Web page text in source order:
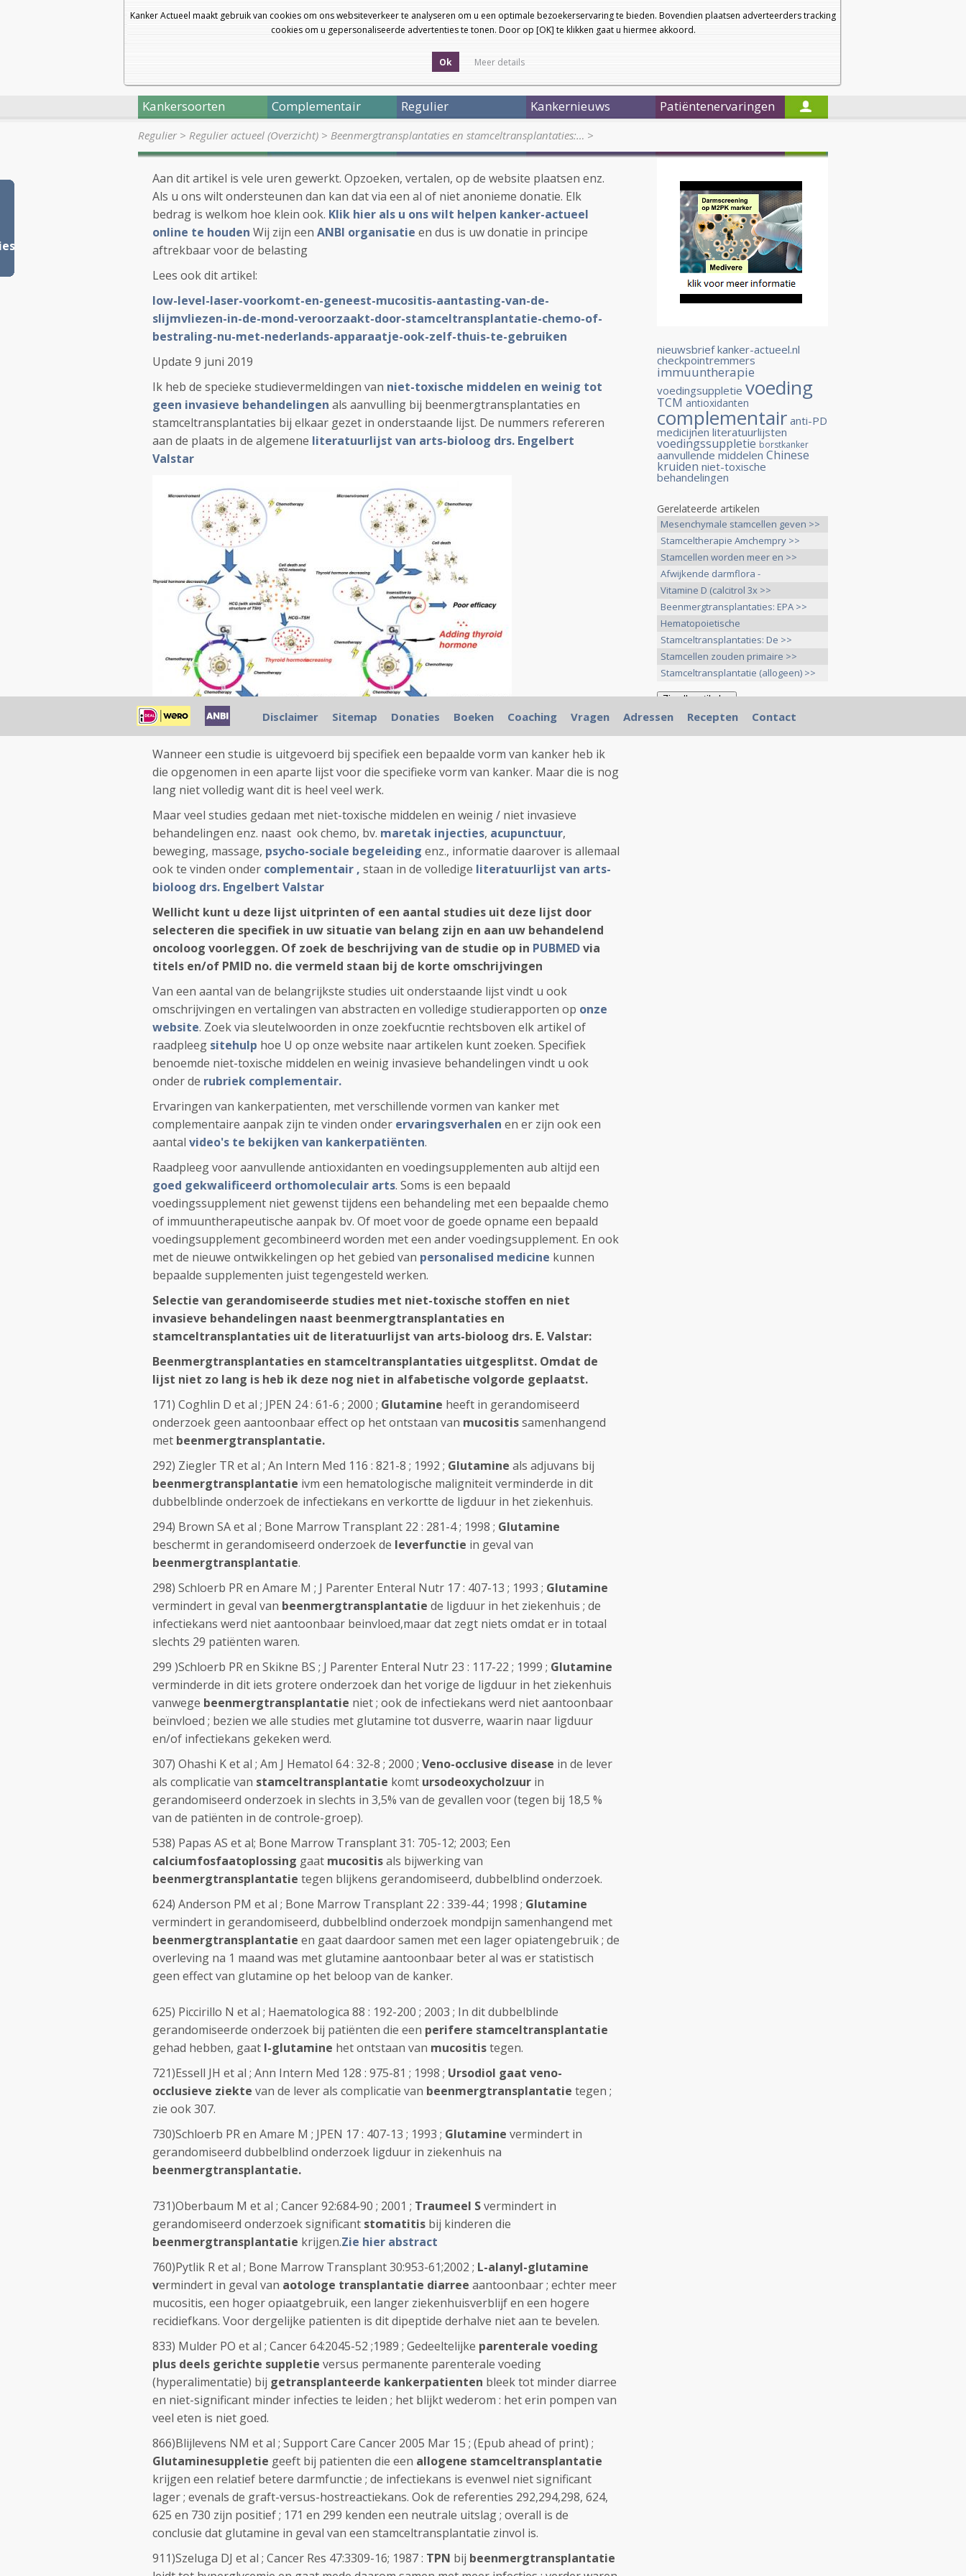
Kanker Actueel maakt gebruik van cookies om ons websiteverkeer te analyseren om u een optimale bezoekerservaring te bieden. Bovendien plaatsen adverteerders tracking
cookies om u gepersonaliseerde advertenties te tonen. Door op [OK] te klikken gaat u hiermee akkoord.
Ok Meer details
a
a
Nieuwsbrief
Startpagina
Kankersoorten Complementair Regulier Kankernieuws Patiëntenervaringen
Regulier> Regulier actueel (Overzicht) > Beenmergtransplantaties en stamceltransplantaties:… >
Aan dit artikel is vele uren gewerkt. Opzoeken, vertalen, op de website plaatsen enz.
Als u ons wilt ondersteunen dan kan dat via een al of niet anonieme donatie. Elk
bedrag is welkom hoe klein ook. Klik hier als u ons wilt helpen kanker-actueel
online te houden Wij zijn een ANBI organisatie en dus is uw donatie in principe
aftrekbaar voor de belasting
Lees ook dit artikel:
low-level-laser-voorkomt-en-geneest-mucositis-aantasting-van-de-
slijmvliezen-in-de-mond-veroorzaakt-door-stamceltransplantatie-chemo-of-
bestraling-nu-met-nederlands-apparaatje-ook-zelf-thuis-te-gebruiken
Update 9 juni 2019
Ik heb de specieke studievermeldingen van niet-toxische middelen en weinig tot
geen invasieve behandelingen als aanvulling bij beenmergtransplantaties en
stamceltransplantaties bij elkaar gezet in onderstaande lijst. De nummers refereren
aan de plaats in de algemene literatuurlijst van arts-bioloog drs. Engelbert
Valstar
Wanneer een studie is uitgevoerd bij specifiek een bepaalde vorm van kanker heb ik
die opgenomen in een aparte lijst voor die specifieke vorm van kanker. Maar die is nog
lang niet volledig want dit is heel veel werk.
Maar veel studies gedaan met niet-toxische middelen en weinig / niet invasieve
behandelingen enz. naast ook chemo, bv. maretak injecties, acupunctuur,
beweging, massage, psycho-sociale begeleiding enz., informatie daarover is allemaal
ook te vinden onder complementair , staan in de volledige literatuurlijst van arts-
bioloog drs. Engelbert Valstar
Wellicht kunt u deze lijst uitprinten of een aantal studies uit deze lijst door
selecteren die specifiek in uw situatie van belang zijn en aan uw behandelend
oncoloog voorleggen. Of zoek de beschrijving van de studie op in PUBMEDvia
titels en/of PMID no. die vermeld staan bij de korte omschrijvingen
Van een aantal van de belangrijkste studies uit onderstaande lijst vindt u ook
omschrijvingen en vertalingen van abstracten en volledige studierapporten op onze
website. Zoek via sleutelwoorden in onze zoekfucntie rechtsboven elk artikel of
raadpleeg sitehulp hoe U op onze website naar artikelen kunt zoeken. Specifiek
benoemde niet-toxische middelen en weinig invasieve behandelingen vindt u ook
onder de rubriek complementair.
Ervaringen van kankerpatienten, met verschillende vormen van kanker met
complementaire aanpak zijn te vinden onder ervaringsverhalen en er zijn ook een
aantal video's te bekijken van kankerpatiënten.
Raadpleeg voor aanvullende antioxidanten en voedingsupplementen aub altijd een
goed gekwalificeerd orthomoleculair arts. Soms is een bepaald
voedingssupplement niet gewenst tijdens een behandeling met een bepaalde chemo
of immuuntherapeutische aanpak bv. Of moet voor de goede opname een bepaald
voedingsupplement gecombineerd worden met een ander voedingsupplement. En ook
met de nieuwe ontwikkelingen op het gebied van personalised medicine kunnen
bepaalde supplementen juist tegengesteld werken.
Selectie van gerandomiseerde studies met niet-toxische stoffen en niet
invasieve behandelingen naast beenmergtransplantaties en
stamceltransplantaties uit de literatuurlijst van arts-bioloog drs. E. Valstar:
Beenmergtransplantaties en stamceltransplantaties uitgesplitst. Omdat de
lijst niet zo lang is heb ik deze nog niet in alfabetische volgorde geplaatst.
171) Coghlin D et al ; JPEN 24 : 61-6 ; 2000 ; Glutamine heeft in gerandomiseerd
onderzoek geen aantoonbaar effect op het ontstaan van mucositissamenhangend
met beenmergtransplantatie.
292) Ziegler TR et al ; An Intern Med 116 : 821-8 ; 1992 ; Glutamine als adjuvans bij
beenmergtransplantatie ivm een hematologische maligniteit verminderde in dit
dubbelblinde onderzoek de infectiekans en verkortte de ligduur in het ziekenhuis.
294) Brown SA et al ; Bone Marrow Transplant 22 : 281-4 ; 1998 ; Glutamine
beschermt in gerandomiseerd onderzoek de leverfunctie in geval van
beenmergtransplantatie.
298) Schloerb PR en Amare M ; J Parenter Enteral Nutr 17 : 407-13 ; 1993 ; Glutamine
vermindert in geval van beenmergtransplantatie de ligduur in het ziekenhuis ; de
infectiekans werd niet aantoonbaar beinvloed,maar dat zegt niets omdat er in totaal
slechts 29 patiënten waren.
299 )Schloerb PR en Skikne BS ; J Parenter Enteral Nutr 23 : 117-22 ; 1999 ; Glutamine
verminderde in dit iets grotere onderzoek dan het vorige de ligduur in het ziekenhuis
vanwege beenmergtransplantatie niet ; ook de infectiekans werd niet aantoonbaar
beïnvloed ; bezien we alle studies met glutamine tot dusverre, waarin naar ligduur
en/of infectiekans gekeken werd.
307) Ohashi K et al ; Am J Hematol 64 : 32-8 ; 2000 ; Veno-occlusive disease in de lever
als complicatie van stamceltransplantatie komt ursodeoxycholzuur in
gerandomiseerd onderzoek in slechts in 3,5% van de gevallen voor (tegen bij 18,5 %
van de patiënten in de controle-groep).
538) Papas AS et al; Bone Marrow Transplant 31: 705-12; 2003; Een
calciumfosfaatoplossing gaat mucositisals bijwerking van
beenmergtransplantatie tegen blijkens gerandomiseerd, dubbelblind onderzoek.
624) Anderson PM et al ; Bone Marrow Transplant 22 : 339-44 ; 1998 ; Glutamine
vermindert in gerandomiseerd, dubbelblind onderzoek mondpijn samenhangend met
beenmergtransplantatie en gaat daardoor samen met een lager opiatengebruik ; de
overleving na 1 maand was met glutamine aantoonbaar beter al was er statistisch
geen effect van glutamine op het beloop van de kanker.
625) Piccirillo N et al ; Haematologica 88 : 192-200 ; 2003 ; In dit dubbelblinde
gerandomiseerde onderzoek bij patiënten die een perifere stamceltransplantatie
gehad hebben, gaat l-glutamine het ontstaan van mucositistegen.
721)Essell JH et al ; Ann Intern Med 128 : 975-81 ; 1998 ; Ursodiol gaat veno-
occlusieve ziekte van de lever als complicatie van beenmergtransplantatie tegen ;
zie ook 307.
730)Schloerb PR en Amare M ; JPEN 17 : 407-13 ; 1993 ; Glutamine vermindert in
gerandomiseerd dubbelblind onderzoek ligduur in ziekenhuis na
beenmergtransplantatie.
731)Oberbaum M et al ; Cancer 92:684-90 ; 2001 ; Traumeel Svermindert in
gerandomiseerd onderzoek significant stomatitis bij kinderen die
beenmergtransplantatie krijgen.Zie hier abstract
760)Pytlik R et al ; Bone Marrow Transplant 30:953-61;2002 ; L-alanyl-glutamine
vermindert in geval van aotologe transplantatie diarree aantoonbaar ; echter meer
mucositis, een hoger opiaatgebruik, een langer ziekenhuisverblijf en een hogere
recidiefkans. Voor dergelijke patienten is dit dipeptide derhalve niet aan te bevelen.
833) Mulder PO et al ; Cancer 64:2045-52 ;1989 ; Gedeeltelijke parenterale voeding
plus deels gerichte suppletie versus permanente parenterale voeding
(hyperalimentatie) bij getransplanteerde kankerpatienten bleek tot minder diarree
en niet-significant minder infecties te leiden ; het blijkt wederom : het erin pompen van
veel eten is niet goed.
866)Blijlevens NM et al ; Support Care Cancer 2005 Mar 15 ; (Epub ahead of print) ;
Glutaminesuppletie geeft bij patienten die een allogene stamceltransplantatie
krijgen een relatief betere darmfunctie ; de infectiekans is evenwel niet significant
lager ; evenals de graft-versus-hostreactiekans. Ook de referenties 292,294,298, 624,
625 en 730 zijn positief ; 171 en 299 kenden een neutrale uitslag ; overall is de
conclusie dat glutamine in geval van een stamceltransplantatie zinvol is.
911)Szeluga DJ et al ; Cancer Res 47:3309-16; 1987 : TPN bij beenmergtransplantatie
nieuwsbrief kanker-actueel.nl
checkpointremmers
immuuntherapie
voedingsuppletie voeding
TCM antioxidanten
complementair anti-PD
medicijnen literatuurlijsten
voedingssuppletie borstkanker
aanvullende middelen Chinese
kruiden niet-toxische
behandelingen
Gerelateerde artikelen
Mesenchymale stamcellen geven >>
Stamceltherapie Amchempry >>
Stamcellen worden meer en >>
Afwijkende darmflora -
darmmicrobioom >>
Vitamine D (calcitrol 3x >>
Beenmergtransplantaties: EPA >>
Hematopoietische
stamceltransplantatie >>
Stamceltransplantaties: De >>
Stamcellen zouden primaire >>
Stamceltransplantatie (allogeen) >>
Disclaimer Sitemap Donaties Boeken Coaching Vragen Adressen Recepten Contact